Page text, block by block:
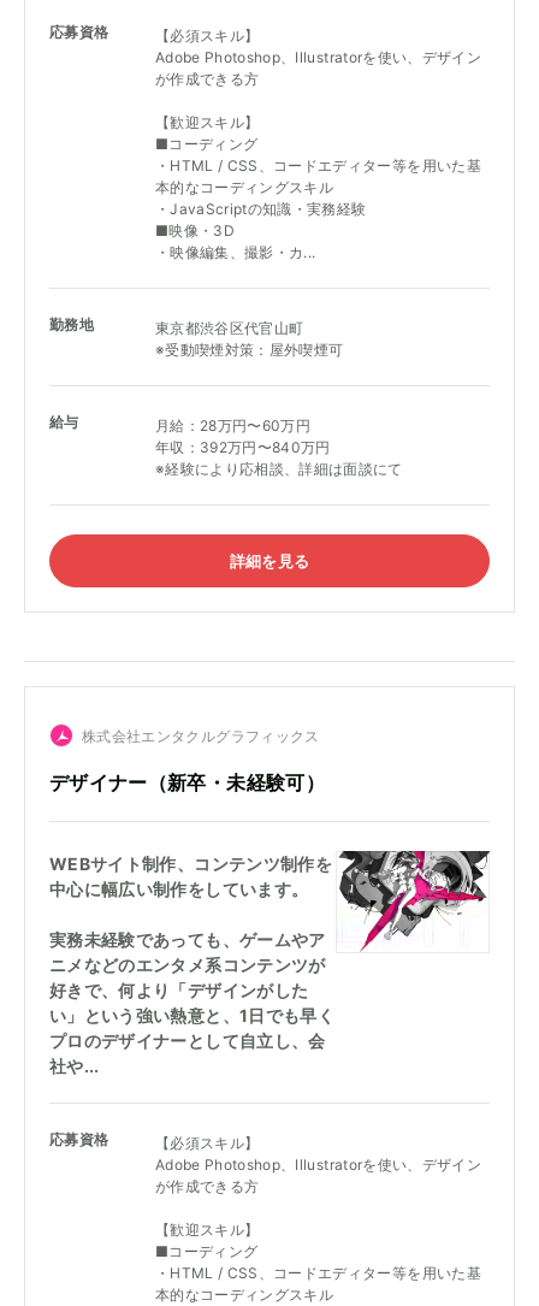
応募資格
【必須スキル】
Adobe Photoshop、Illustratorを使い、デザイン
が作成できる方
【歓迎スキル】
■コーディング
・HTML / CSS、コードエディター等を用いた基
本的なコーディングスキル
・JavaScriptの知識・実務経験
■映像・3D
・映像編集、撮影・カ...
勤務地
東京都渋谷区代官山町
※受動喫煙対策：屋外喫煙可
給与
月給：28万円〜60万円
年収：392万円〜840万円
※経験により応相談、詳細は面談にて
詳細を見る
株式会社エンタクルグラフィックス
デザイナー（新卒・未経験可）
WEBサイト制作、コンテンツ制作を
中心に幅広い制作をしています。
実務未経験であっても、ゲームやア
ニメなどのエンタメ系コンテンツが
好きで、何より「デザインがした
い」という強い熱意と、1日でも早く
プロのデザイナーとして自立し、会
社や...
応募資格
【必須スキル】
Adobe Photoshop、Illustratorを使い、デザイン
が作成できる方
【歓迎スキル】
■コーディング
・HTML / CSS、コードエディター等を用いた基
本的なコーディングスキル